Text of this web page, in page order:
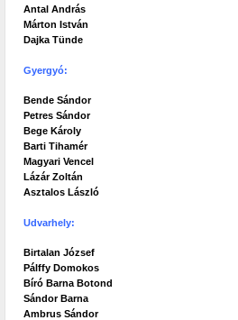
Antal András
Márton István
Dajka Tünde
Gyergyó:
Bende Sándor
Petres Sándor
Bege Károly
Barti Tihamér
Magyari Vencel
Lázár Zoltán
Asztalos László
Udvarhely:
Birtalan József
Pálffy Domokos
Bíró Barna Botond
Sándor Barna
Ambrus Sándor